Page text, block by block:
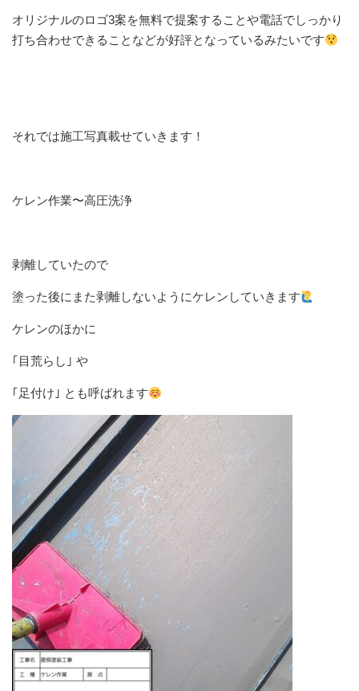
オリジナルのロゴ3案を無料で提案することや電話でしっかり
打ち合わせできることなどが好評となっているみたいです
それでは施工写真載せていきます！
ケレン作業〜高圧洗浄
剥離していたので
塗った後にまた剥離しないようにケレンしていきます
ケレンのほかに
｢目荒らし｣ や
｢足付け｣ とも呼ばれます